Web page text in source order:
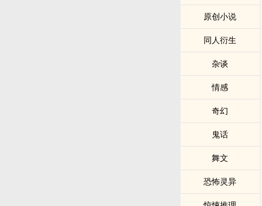
原创小说
同人衍生
杂谈
情感
奇幻
鬼话
舞文
恐怖灵异